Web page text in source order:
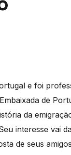
e foi
de
da
interesse vai
de seus